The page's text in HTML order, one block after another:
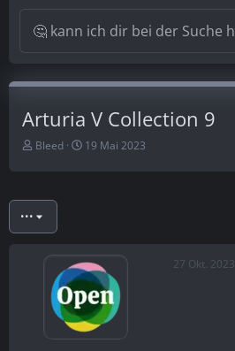
Arturia V Collection 9
E
Bleed
E
t
a
m
19 Mai 2023
•••
27 Okt. 2023